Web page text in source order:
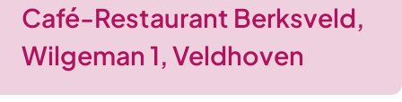
Café-Restaurant Berksveld,
Wilgeman 1, Veldhoven